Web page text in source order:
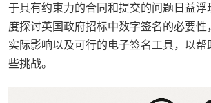
于具有约束力的合同和提交的问题日益浮
度探讨英国政府招标中数字签名的必要性
实际影响以及可行的电子签名工具，以
些挑战。